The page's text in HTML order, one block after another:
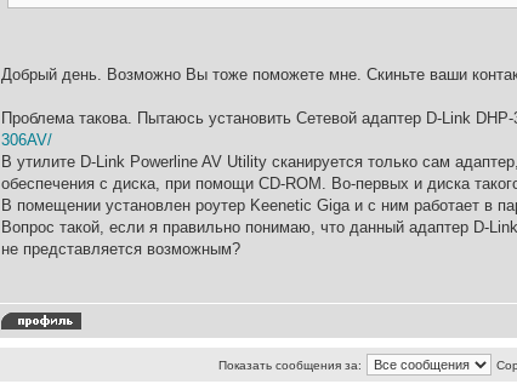
Добрый день. Возможно Вы тоже поможете мне. Скиньте ваши
Проблема такова. Пытаюсь установить Сетевой адаптер D-Link
306AV/
В утилите D-Link Powerline AV Utility сканируется только сам
обеспечения с диска, при помощи CD-ROM. Во-первых и диска
В помещении установлен роутер Keenetic Giga и с ним работает в
Вопрос такой, если я правильно понимаю, что данный адаптер D-
не представляется возможным?
Показать сообщения за: